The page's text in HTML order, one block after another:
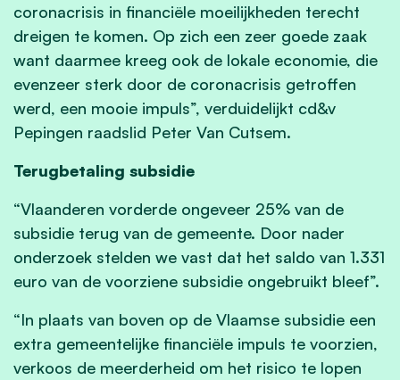
coronacrisis in financiële moeilijkheden terecht
dreigen te komen. Op zich een zeer goede zaak
want daarmee kreeg ook de lokale economie, die
evenzeer sterk door de coronacrisis getroffen
werd, een mooie impuls”, verduidelijkt cd&v
Pepingen raadslid Peter Van Cutsem.
Terugbetaling subsidie
“Vlaanderen vorderde ongeveer 25% van de
subsidie terug van de gemeente. Door nader
onderzoek stelden we vast dat het saldo van 1.331
euro van de voorziene subsidie ongebruikt bleef”.
“In plaats van boven op de Vlaamse subsidie een
extra gemeentelijke financiële impuls te voorzien,
verkoos de meerderheid om het risico te lopen